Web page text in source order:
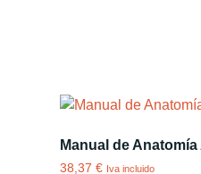
Manual de
38,37 € Iva incluido